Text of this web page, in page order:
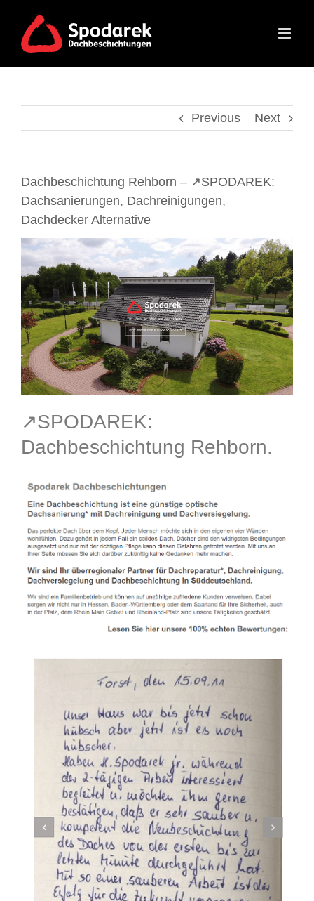
content
Previous Next
Dachbeschichtung Rehborn – ↗️SPODAREK:
Dachsanierungen, Dachreinigungen,
Dachdecker Alternative
↗️SPODAREK:
Dachbeschichtung Rehborn.